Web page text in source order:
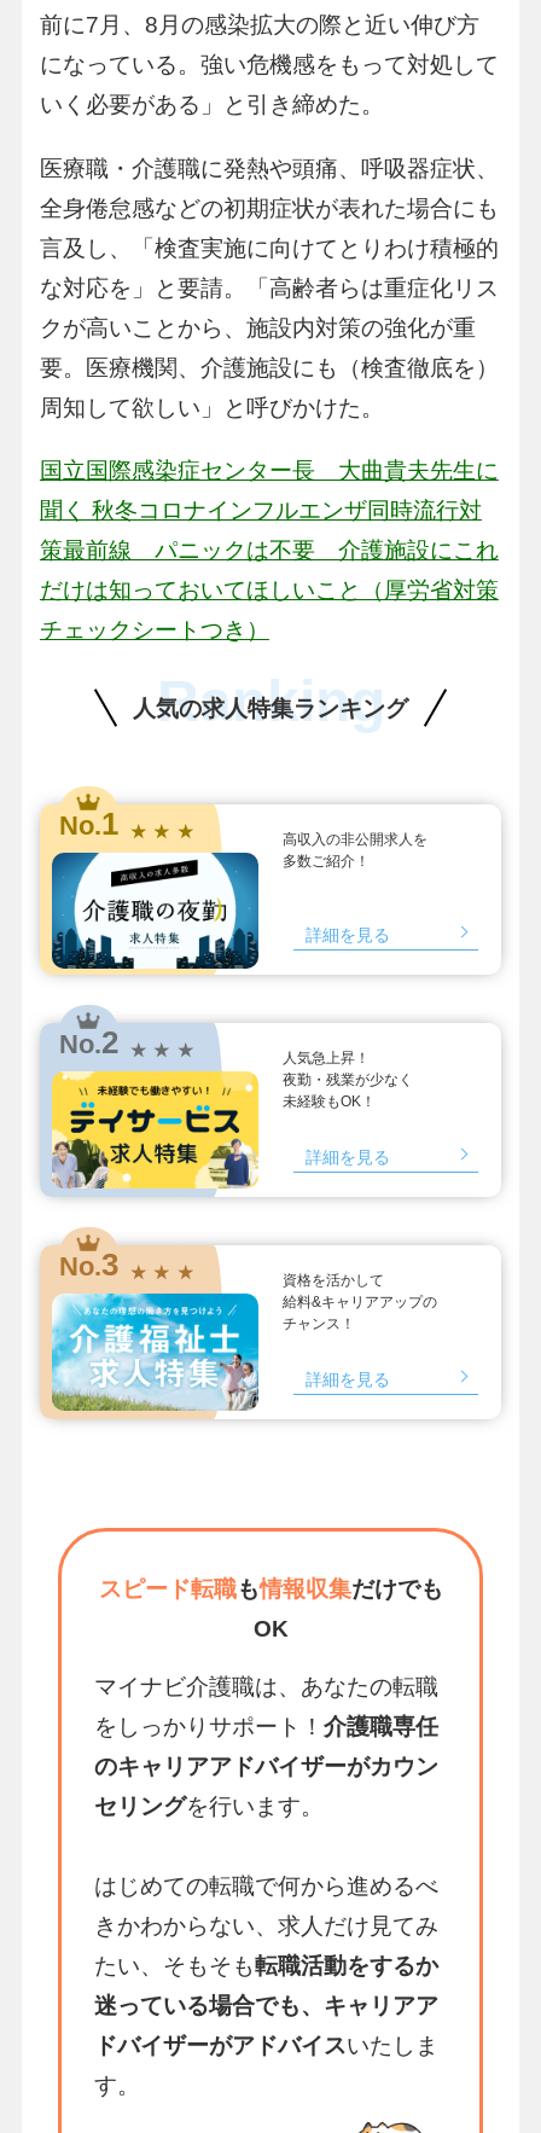
前に7月、8月の感染拡大の際と近い伸び方
になっている。強い危機感をもって対処して
いく必要がある」と引き締めた。
医療職・介護職に発熱や頭痛、呼吸器症状、
全身倦怠感などの初期症状が表れた場合にも
言及し、「検査実施に向けてとりわけ積極的
な対応を」と要請。「高齢者らは重症化リス
クが高いことから、施設内対策の強化が重
要。医療機関、介護施設にも（検査徹底を）
周知して欲しい」と呼びかけた。
国立国際感染症センター長 大曲貴夫先生に
聞く 秋冬コロナインフルエンザ同時流行対
策最前線 パニックは不要 介護施設にこれ
だけは知っておいてほしいこと（厚労省対策
チェックシートつき）
人気の求人特集ランキング
Ranking
No.1 ★ ★ ★
高収入の非公開求人を
多数ご紹介！
詳細を見る
No.2 ★ ★ ★
人気急上昇！
夜勤・残業が少なく
未経験もOK！
詳細を見る
No.3 ★ ★ ★
資格を活かして
給料&キャリアアップの
チャンス！
詳細を見る
スピード転職も情報収集だけでも
OK
マイナビ介護職は、あなたの転職
をしっかりサポート！ 介護職専任
のキャリアアドバイザーがカウン
セリングを行います。
はじめての転職で何から進めるべ
きかわからない、求人だけ見てみ
たい、そもそも転職活動をするか
迷っている場合でも、キャリアア
ドバイザーがアドバイスいたしま
す。